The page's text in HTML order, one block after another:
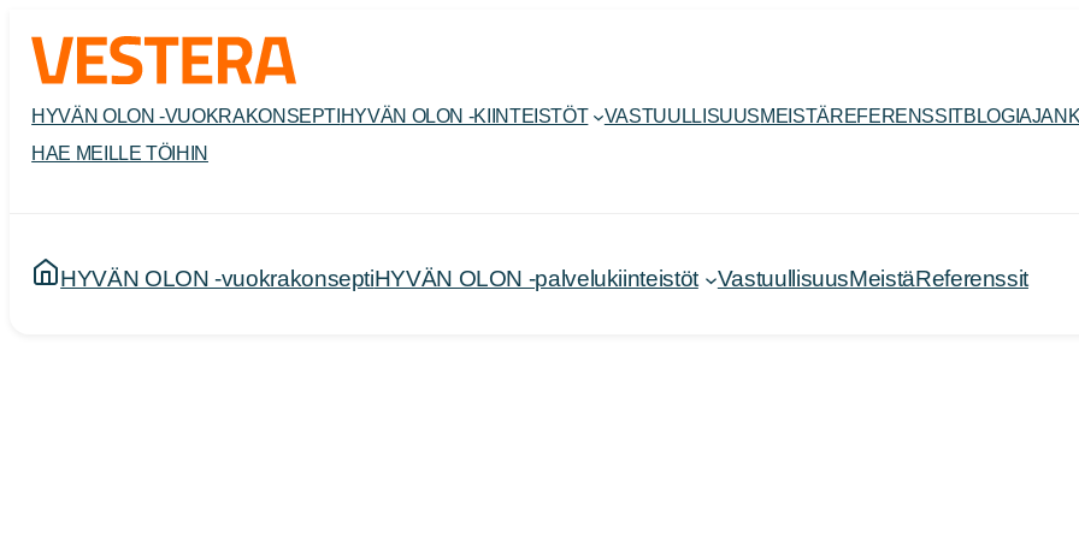
sisältöön
HYVÄN OLON -VUOKRAKONSEPTI HYVÄN OLON -KIINTEISTÖT VASTUULLISUUSMEISTÄREFERENSSITBLOGI
HAE MEILLE TÖIHIN
HYVÄN OLON -vuokrakonseptiHYVÄN OLON -palvelukiinteistöt VastuullisuusMeistäReferenssit